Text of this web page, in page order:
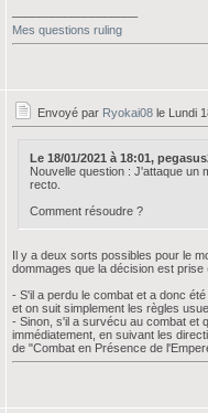
Mes questions ruling
Envoyé par Ryokai08 le Lundi
Le 18/01/2021 à 18:01,
Nouvelle question : J'attaque un
recto.
Comment résoudre ?
Il y a deux sorts possibles pour le
dommages que la décision est
- S'il a perdu le combat et a donc
et on suit simplement les règles
- Sinon, s'il a survécu au combat et
immédiatement, en suivant les
de "Combat en Présence de